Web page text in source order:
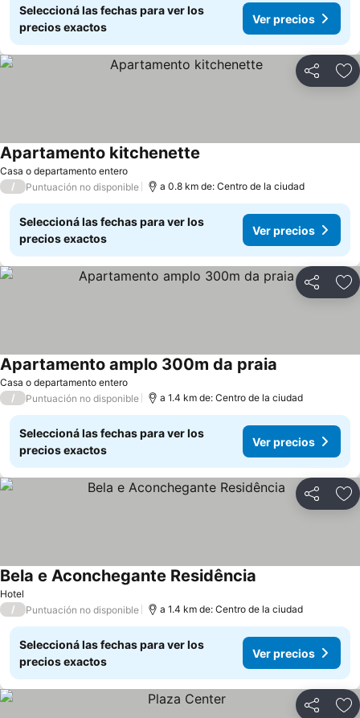
Seleccioná las fechas para ver los
precios exactos
Ver precios
Compartir
Casa o departamento entero
Apartamento kitchenette
/ Puntuación no disponible a 0.8 km de: Centro de la ciudad
Seleccioná las fechas para ver los
precios exactos
Ver precios
Compartir
Casa o departamento entero
Apartamento amplo 300m da praia
/ Puntuación no disponible a 1.4 km de: Centro de la ciudad
Seleccioná las fechas para ver los
precios exactos
Ver precios
Compartir
Hotel
Bela e Aconchegante Residência
/ Puntuación no disponible a 1.4 km de: Centro de la ciudad
Seleccioná las fechas para ver los
precios exactos
Ver precios
Compartir